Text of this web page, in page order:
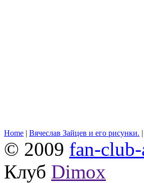
Home | Вячеслав Зайцев и его рисунки. |
© 2009 fan-
Клуб Dimox